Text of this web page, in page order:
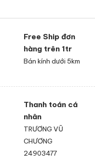
Free Ship đơn
hàng trên 1tr
Bán kính dưới 5km
Thanh toán cá
nhân
TRƯƠNG VŨ
CHƯƠNG
24903477